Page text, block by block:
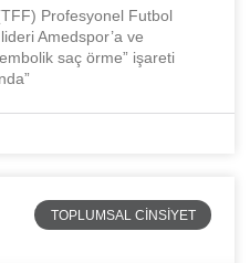
Profesyonel Futbol
Amedspor’a ve
saç örme” işareti
TOPLUMSAL CINSIYET